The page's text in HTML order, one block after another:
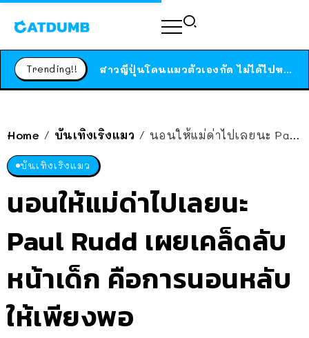
Trending!! ได้เวลาเด็กหนวดรวมตัว RF Online Next เปิดให้เล่นแล้ว เกม Sci-Fi MMORPG ระดับตำนาน เล่นได้ทั้งมือถือและ PC
Home / บันเทิงเริงแมว / นอนให้แม่ด่าไปเลยนะ Paul Rudd เผยเคล็ดลับหน้าเด็ก คือการนอนหลับให้เพียงพอ
บันเทิงเริงแมว
นอนให้แม่ด่าไปเลยนะ
Paul Rudd เผยเคล็ดลับ
หน้าเด็ก คือการนอนหลับ
ให้เพียงพอ